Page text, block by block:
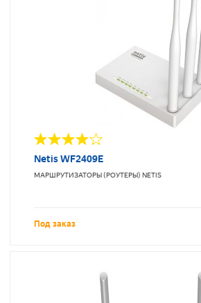
Netis WF2409E
МАРШРУТИЗАТОРЫ (РОУТЕРЫ) NETIS
Под заказ